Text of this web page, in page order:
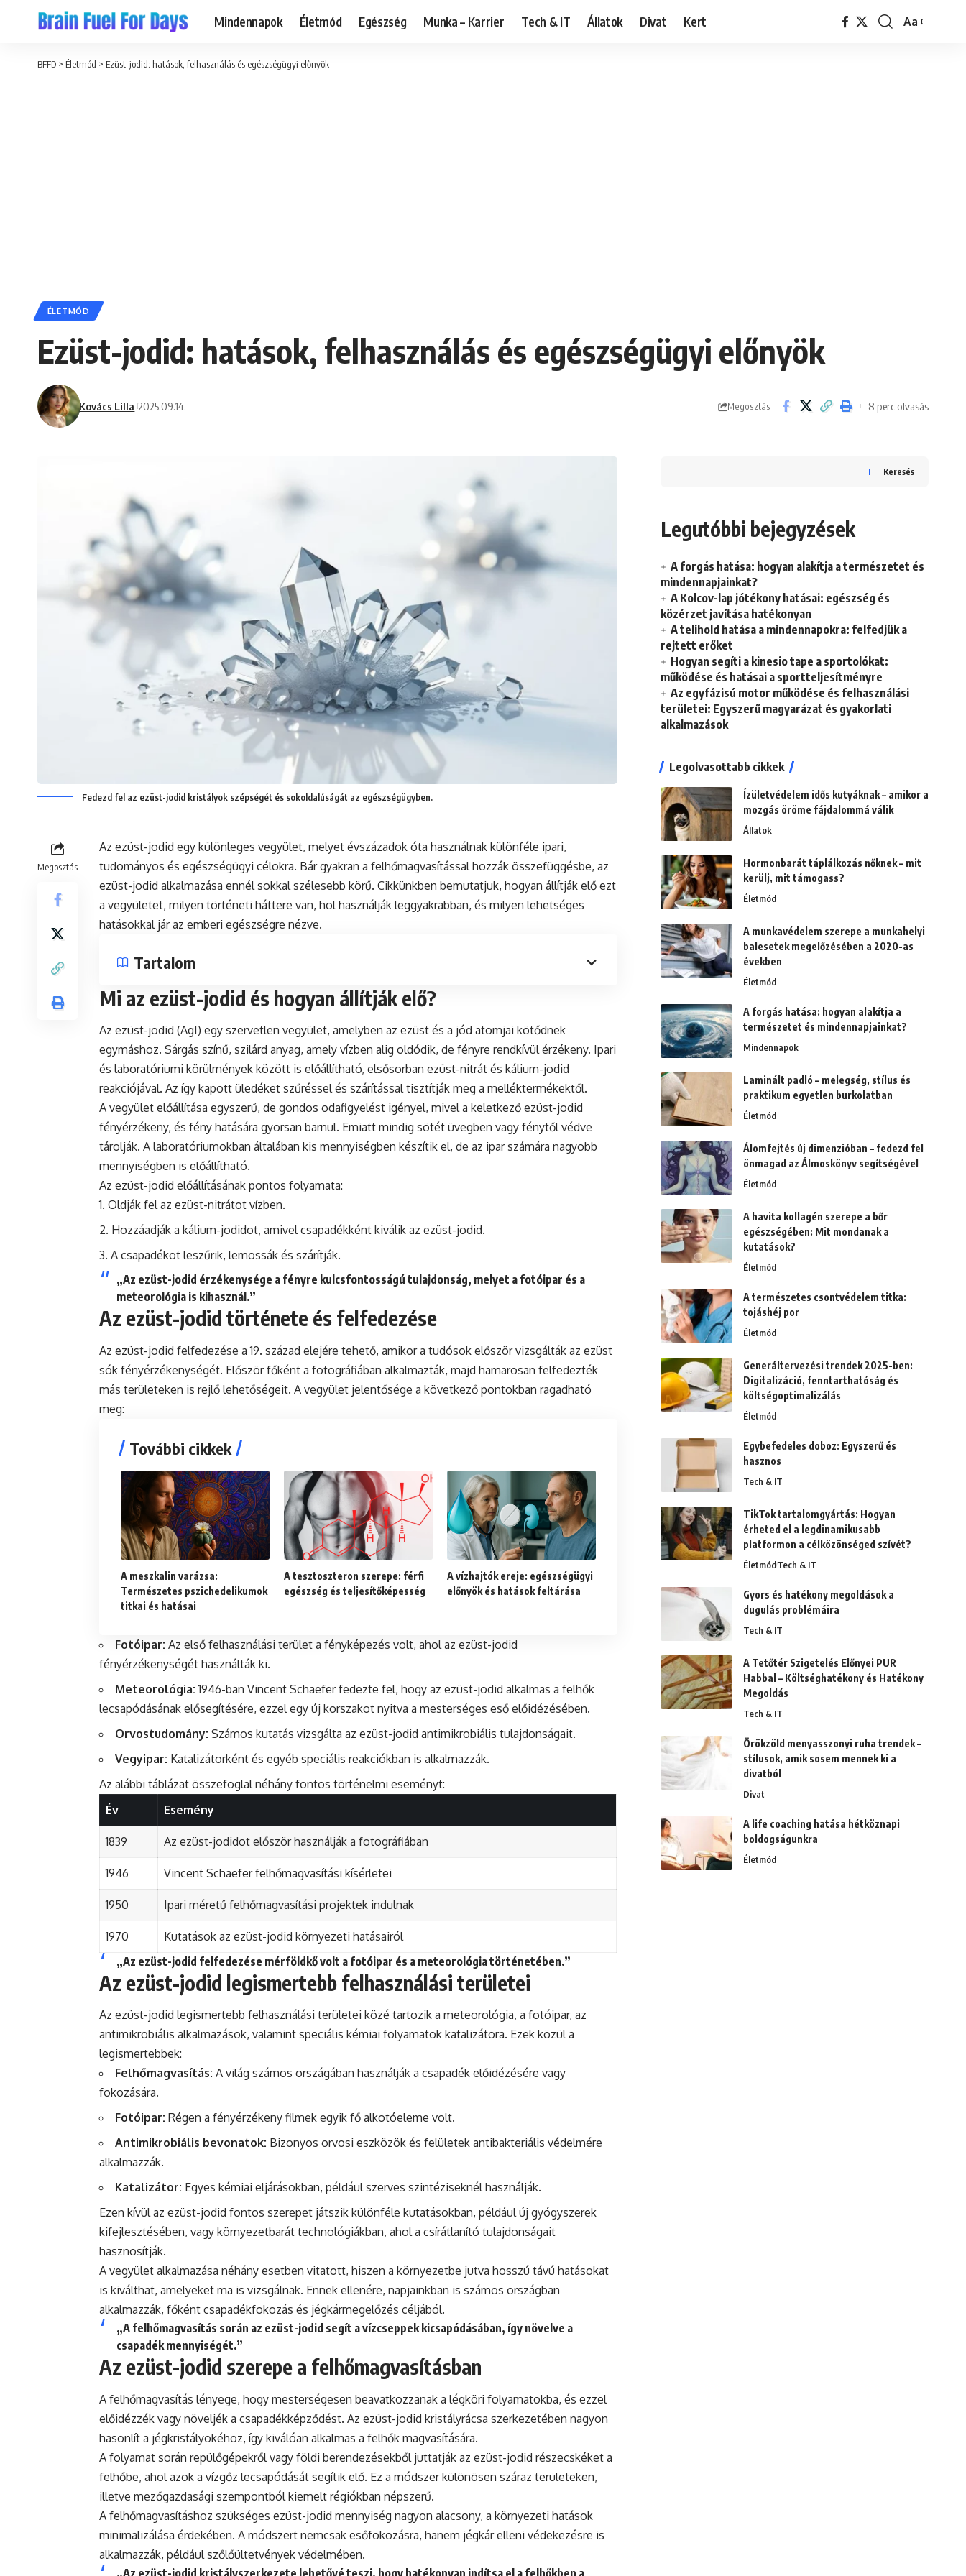
Mindennapok Életmód Egészség Munka – Karrier Tech & IT Állatok Divat Kert
Font
Aa
BFFD > Életmód > Ezüst-jodid: hatások, felhasználás és egészségügyi előnyök
ÉLETMÓD
Ezüst-jodid: hatások, felhasználás és egészségügyi előnyök
Kovács Lilla 2025.09.14. Megosztás 8 perc olvasás
Fedezd fel az ezüst-jodid kristályok szépségét és sokoldalúságát az egészségügyben.
Megosztás
Az ezüst-jodid egy különleges vegyület, melyet évszázadok óta használnak különféle ipari,
tudományos és egészségügyi célokra. Bár gyakran a felhőmagvasítással hozzák összefüggésbe, az
ezüst-jodid alkalmazása ennél sokkal szélesebb körű. Cikkünkben bemutatjuk, hogyan állítják elő ezt
a vegyületet, milyen történeti háttere van, hol használják leggyakrabban, és milyen lehetséges
hatásokkal jár az emberi egészségre nézve.
Tartalom
Mi az ezüst-jodid és hogyan állítják elő?
Az ezüst-jodid (AgI) egy szervetlen vegyület, amelyben az ezüst és a jód atomjai kötődnek
egymáshoz. Sárgás színű, szilárd anyag, amely vízben alig oldódik, de fényre rendkívül érzékeny. Ipari
és laboratóriumi körülmények között is előállítható, elsősorban ezüst-nitrát és kálium-jodid
reakciójával. Az így kapott üledéket szűréssel és szárítással tisztítják meg a melléktermékektől.
A vegyület előállítása egyszerű, de gondos odafigyelést igényel, mivel a keletkező ezüst-jodid
fényérzékeny, és fény hatására gyorsan barnul. Emiatt mindig sötét üvegben vagy fénytől védve
tárolják. A laboratóriumokban általában kis mennyiségben készítik el, de az ipar számára nagyobb
mennyiségben is előállítható.
Az ezüst-jodid előállításának pontos folyamata:
Oldják fel az ezüst-nitrátot vízben.
Hozzáadják a kálium-jodidot, amivel csapadékként kiválik az ezüst-jodid.
A csapadékot leszűrik, lemossák és szárítják.
„Az ezüst-jodid érzékenysége a fényre kulcsfontosságú tulajdonság, melyet a fotóipar és a
meteorológia is kihasznál.”
Az ezüst-jodid története és felfedezése
Az ezüst-jodid felfedezése a 19. század elejére tehető, amikor a tudósok először vizsgálták az ezüst
sók fényérzékenységét. Először főként a fotográfiában alkalmazták, majd hamarosan felfedezték
más területeken is rejlő lehetőségeit. A vegyület jelentősége a következő pontokban ragadható
meg:
További cikkek
A meszkalin varázsa:
Természetes pszichedelikumok
titkai és hatásai
A tesztoszteron szerepe: férfi
egészség és teljesítőképesség
A vízhajtók ereje: egészségügyi
előnyök és hatások feltárása
Fotóipar: Az első felhasználási terület a fényképezés volt, ahol az ezüst-jodid
fényérzékenységét használták ki.
Meteorológia: 1946-ban Vincent Schaefer fedezte fel, hogy az ezüst-jodid alkalmas a felhők
lecsapódásának elősegítésére, ezzel egy új korszakot nyitva a mesterséges eső előidézésében.
Orvostudomány: Számos kutatás vizsgálta az ezüst-jodid antimikrobiális tulajdonságait.
Vegyipar: Katalizátorként és egyéb speciális reakciókban is alkalmazzák.
Az alábbi táblázat összefoglal néhány fontos történelmi eseményt:
Év
Esemény
1839 Az ezüst-jodidot először használják a fotográfiában
1946 Vincent Schaefer felhőmagvasítási kísérletei
1950 Ipari méretű felhőmagvasítási projektek indulnak
1970 Kutatások az ezüst-jodid környezeti hatásairól
„Az ezüst-jodid felfedezése mérföldkő volt a fotóipar és a meteorológia történetében.”
Az ezüst-jodid legismertebb felhasználási területei
Az ezüst-jodid legismertebb felhasználási területei közé tartozik a meteorológia, a fotóipar, az
antimikrobiális alkalmazások, valamint speciális kémiai folyamatok katalizátora. Ezek közül a
legismertebbek:
Felhőmagvasítás: A világ számos országában használják a csapadék előidézésére vagy
fokozására.
Fotóipar: Régen a fényérzékeny filmek egyik fő alkotóeleme volt.
Antimikrobiális bevonatok: Bizonyos orvosi eszközök és felületek antibakteriális védelmére
alkalmazzák.
Katalizátor: Egyes kémiai eljárásokban, például szerves szintéziseknél használják.
Ezen kívül az ezüst-jodid fontos szerepet játszik különféle kutatásokban, például új gyógyszerek
kifejlesztésében, vagy környezetbarát technológiákban, ahol a csírátlanító tulajdonságait
hasznosítják.
A vegyület alkalmazása néhány esetben vitatott, hiszen a környezetbe jutva hosszú távú hatásokat
is kiválthat, amelyeket ma is vizsgálnak. Ennek ellenére, napjainkban is számos országban
alkalmazzák, főként csapadékfokozás és jégkármegelőzés céljából.
„A felhőmagvasítás során az ezüst-jodid segít a vízcseppek kicsapódásában, így növelve a
csapadék mennyiségét.”
Az ezüst-jodid szerepe a felhőmagvasításban
A felhőmagvasítás lényege, hogy mesterségesen beavatkozzanak a légköri folyamatokba, és ezzel
előidézzék vagy növeljék a csapadékképződést. Az ezüst-jodid kristályrácsa szerkezetében nagyon
hasonlít a jégkristályokéhoz, így kiválóan alkalmas a felhők magvasítására.
A folyamat során repülőgépekről vagy földi berendezésekből juttatják az ezüst-jodid részecskéket a
felhőbe, ahol azok a vízgőz lecsapódását segítik elő. Ez a módszer különösen száraz területeken,
illetve mezőgazdasági szempontból kiemelt régiókban népszerű.
A felhőmagvasításhoz szükséges ezüst-jodid mennyiség nagyon alacsony, a környezeti hatások
minimalizálása érdekében. A módszert nemcsak esőfokozásra, hanem jégkár elleni védekezésre is
alkalmazzák, például szőlőültetvények védelmében.
„Az ezüst-jodid kristályszerkezete lehetővé teszi, hogy hatékonyan indítsa el a felhőkben a
Keresés
Legutóbbi bejegyzések
A forgás hatása: hogyan alakítja a természetet és
mindennapjainkat?
A Kolcov-lap jótékony hatásai: egészség és
közérzet javítása hatékonyan
A telihold hatása a mindennapokra: felfedjük a
rejtett erőket
Hogyan segíti a kinesio tape a sportolókat:
működése és hatásai a sportteljesítményre
Az egyfázisú motor működése és felhasználási
területei: Egyszerű magyarázat és gyakorlati
alkalmazások
Legolvasottabb cikkek
Ízületvédelem idős kutyáknak – amikor a
mozgás öröme fájdalommá válik
Állatok
Hormonbarát táplálkozás nőknek – mit
kerülj, mit támogass?
Életmód
A munkavédelem szerepe a munkahelyi
balesetek megelőzésében a 2020-as
években
Életmód
A forgás hatása: hogyan alakítja a
természetet és mindennapjainkat?
Mindennapok
Laminált padló – melegség, stílus és
praktikum egyetlen burkolatban
Életmód
Álomfejtés új dimenzióban – fedezd fel
önmagad az Álmoskönyv segítségével
Életmód
A havita kollagén szerepe a bőr
egészségében: Mit mondanak a
kutatások?
Életmód
A természetes csontvédelem titka:
tojáshéj por
Életmód
Generáltervezési trendek 2025-ben:
Digitalizáció, fenntarthatóság és
költségoptimalizálás
Életmód
Egybefedeles doboz: Egyszerű és
hasznos
Tech & IT
TikTok tartalomgyártás: Hogyan
érheted el a legdinamikusabb
platformon a célközönséged szívét?
ÉletmódTech & IT
Gyors és hatékony megoldások a
dugulás problémáira
Tech & IT
A Tetőtér Szigetelés Előnyei PUR
Habbal – Költséghatékony és Hatékony
Megoldás
Tech & IT
Örökzöld menyasszonyi ruha trendek –
stílusok, amik sosem mennek ki a
divatból
Divat
A life coaching hatása hétköznapi
boldogságunkra
Életmód